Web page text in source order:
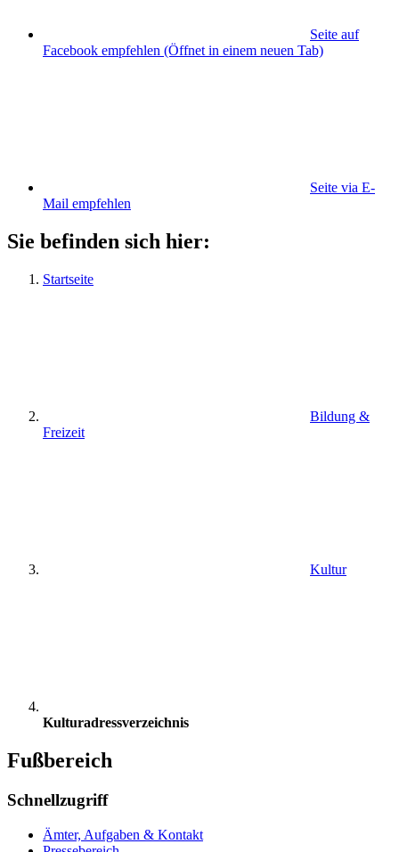
Seite auf
Facebook empfehlen (Öffnet in einem neuen Tab)
Seite via E-
Mail empfehlen
Sie befinden sich hier:
Startseite
Bildung &
Freizeit
Kultur
Kulturadressverzeichnis
Fußbereich
Schnellzugriff
Ämter, Aufgaben & Kontakt